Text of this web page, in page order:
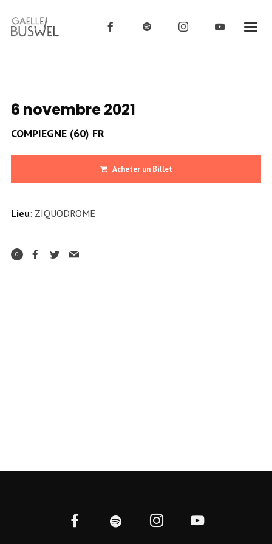
6 novembre 2021
COMPIEGNE (60) FR
Acheter un Billet
Lieu: ZIQUODROME
0